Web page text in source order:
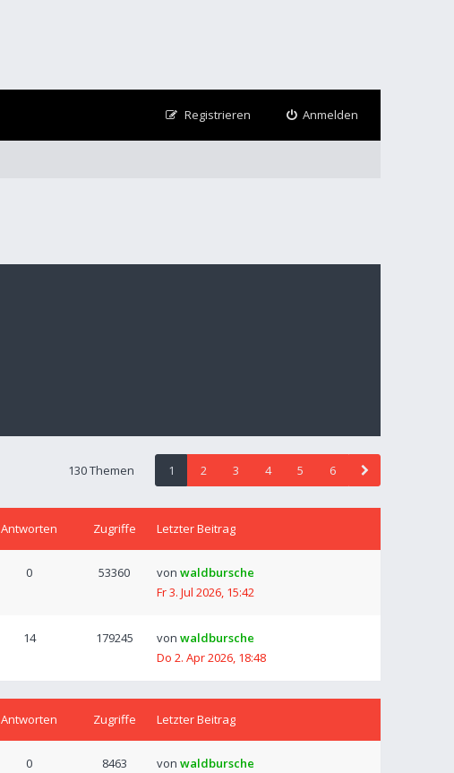
Anmelden
Registrieren
130 Themen 1 2 3 4 5 6
Antworten Zugriffe Letzter Beitrag
0 53360 von waldbursche
Fr 3. Jul 2026, 15:42
14 179245 von waldbursche
Do 2. Apr 2026, 18:48
Antworten Zugriffe Letzter Beitrag
0 8463 von waldbursche